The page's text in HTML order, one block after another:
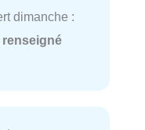
dimanche :
renseigné